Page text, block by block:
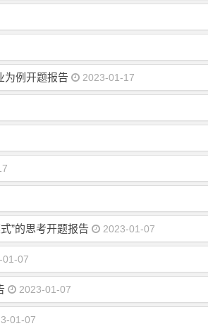
例开题报告 2023-01-17
”的思考开题报告 2023-01-07
01-07
2023-01-07
01-07